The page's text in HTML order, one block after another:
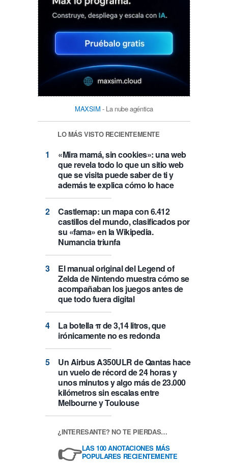
MAXSIM - La nube agéntica
LO MÁS VISTO RECIENTEMENTE
«Mira mamá, sin cookies»: una web
que revela todo lo que un sitio web
que se visita puede saber de ti y
además te explica cómo lo hace
Castlemap: un mapa con 6.412
castillos del mundo, clasificados por
su «fama» en la Wikipedia.
Numancia triunfa
El manual original del Legend of
Zelda de Nintendo muestra cómo se
acompañaban los juegos antes de
que todo fuera digital
La botella π de 3,14 litros, que
irónicamente no es redonda
Un Airbus A350ULR de Qantas hace
un vuelo de récord de 24 horas y
unos minutos y algo más de 23.000
kilómetros sin escalas entre
Melbourne y Toulouse
¿INTERESANTE? NO TE PIERDAS…
👉LAS 100 ANOTACIONES MÁS
POPULARES RECIENTEMENTE